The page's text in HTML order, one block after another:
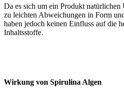
Da es sich um ein Produkt natürlichen
zu leichten Abweichungen in Form
haben jedoch keinen Einfluss auf die
Inhaltsstoffe.
Wirkung von Spirulina Algen